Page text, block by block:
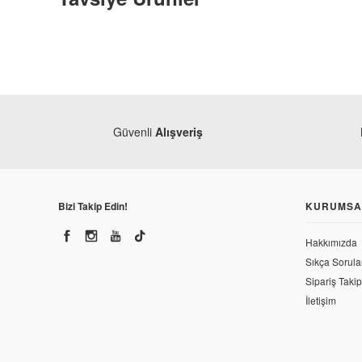
Honda
62,47
Güvenli Alışveriş
Bizi Takip Edin!
Hakkımızda
Sıkça
Sipariş Takip
İletişim